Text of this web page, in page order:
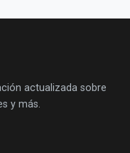
actualizada sobre
y más.